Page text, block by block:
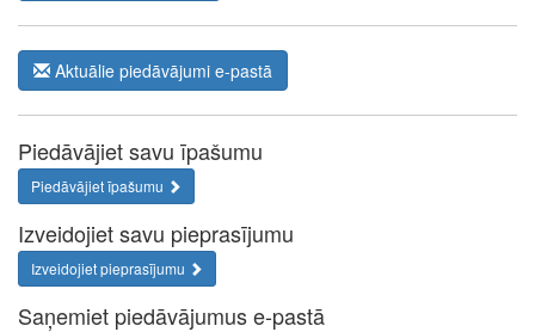
Aktuālie piedāvājumi e-pastā
Piedāvājiet savu īpašumu
Piedāvājiet īpašumu
Izveidojiet savu pieprasījumu
Izveidojiet pieprasījumu
Saņemiet piedāvājumus e-pastā